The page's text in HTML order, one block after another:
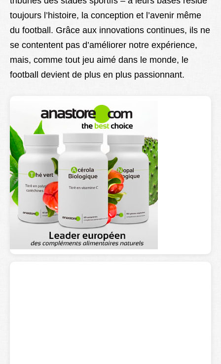
toujours l’histoire, la conception et l’avenir même
du football. Grâce aux innovations continues, ils ne
se contentent pas d’améliorer notre expérience,
mais, comme tout jeu aimé dans le monde, le
football devient de plus en plus passionnant.